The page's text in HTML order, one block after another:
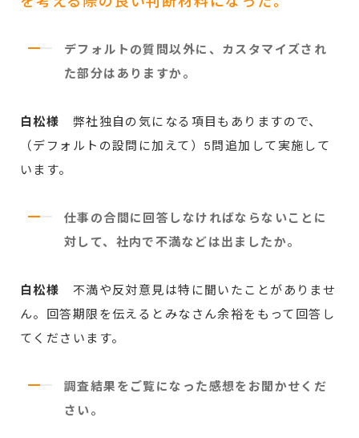
デフォルトの質問以外に、カスタマイズされ
た部分はありますか。
白松様 弊社独自の気になる項目もありますので、
（デフォルトの設問に加えて）5問追加して実施して
います。
仕事の合間に回答しなければならないことに
対して、社内で不満などは出ましたか。
白松様 不満や反対意見は特に聞いたことがありませ
ん。回答期限を伝えるとみなさん余裕をもって回答し
てくださいます。
調査結果をご覧になった感想をお聞かせくだ
さい。